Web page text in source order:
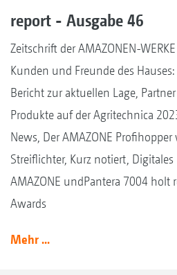
report - Ausgabe 46
Zeitschrift der AMAZONEN-
Kunden und Freunde des Hauses:
Bericht zur aktuellen Lage,
Produkte auf der Agritechnica
News, Der AMAZONE
Streiflichter, Kurz notiert,
AMAZONE undPantera 7004 holt
Awards
Mehr ...